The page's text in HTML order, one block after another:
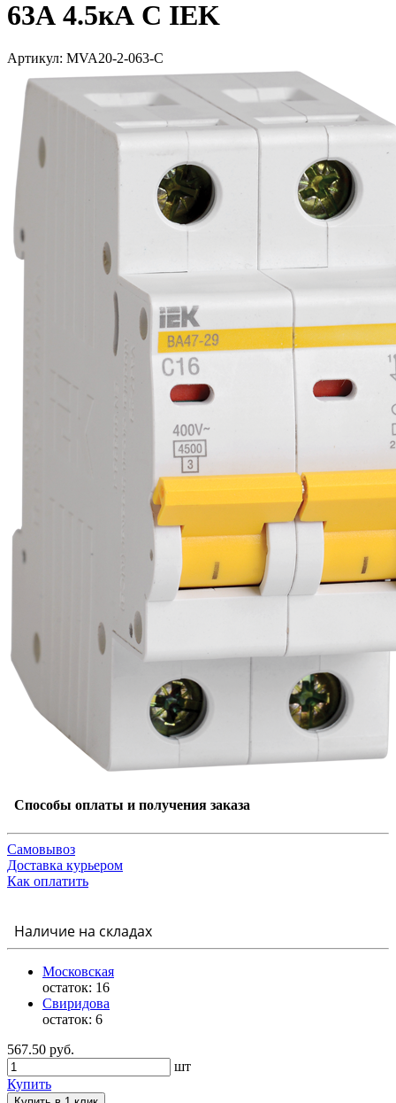
63А 4.5кА С IEK
Артикул: MVA20-2-063-C
Способы оплаты и получения заказа
Самовывоз
Доставка курьером
Как оплатить
Наличие на складах
Московская
остаток: 16
Свиридова
остаток: 6
567.50 руб.
шт
Купить